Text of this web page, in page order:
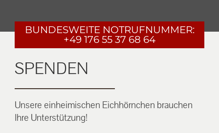
BUNDESWEITE NOTRUFNUMMER:
+49 176 55 37 68 64
SPENDEN
Unsere einheimischen Eichhörnchen brauchen
Ihre Unterstützung!